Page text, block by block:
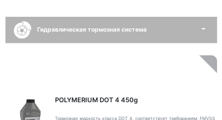
Гидравлическая тормозная система
POLYMERIUM DOT 4 450g
Тормозная жидкость класса DOT 4, соответствует требованиям: FMVSS